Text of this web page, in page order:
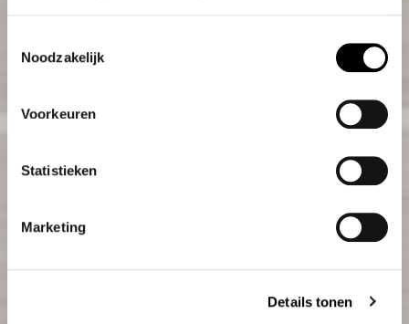
Noodzakelijk
Voorkeuren
Statistieken
Marketing
Details tonen